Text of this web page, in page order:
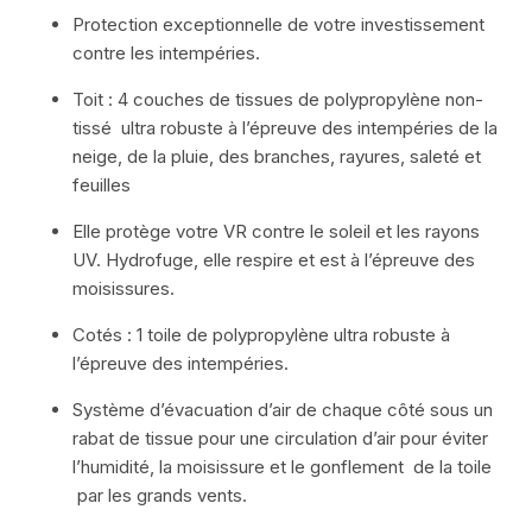
Protection exceptionnelle de votre investissement
contre les intempéries.
Toit : 4 couches de tissues de polypropylène non-
tissé ultra robuste à l’épreuve des intempéries de la
neige, de la pluie, des branches, rayures, saleté et
feuilles
Elle protège votre VR contre le soleil et les rayons
UV. Hydrofuge, elle respire et est à l’épreuve des
moisissures.
Cotés : 1 toile de polypropylène ultra robuste à
l’épreuve des intempéries.
Système d’évacuation d’air de chaque côté sous un
rabat de tissue pour une circulation d’air pour éviter
l’humidité, la moisissure et le gonflement de la toile
par les grands vents.